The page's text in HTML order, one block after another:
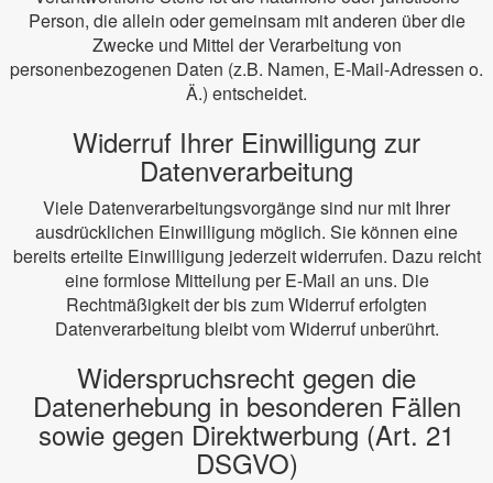
Person, die allein oder gemeinsam mit anderen über die
Zwecke und Mittel der Verarbeitung von
personenbezogenen Daten (z.B. Namen, E-Mail-Adressen o.
Ä.) entscheidet.
Widerruf Ihrer Einwilligung zur
Datenverarbeitung
Viele Datenverarbeitungsvorgänge sind nur mit Ihrer
ausdrücklichen Einwilligung möglich. Sie können eine
bereits erteilte Einwilligung jederzeit widerrufen. Dazu reicht
eine formlose Mitteilung per E-Mail an uns. Die
Rechtmäßigkeit der bis zum Widerruf erfolgten
Datenverarbeitung bleibt vom Widerruf unberührt.
Widerspruchsrecht gegen die
Datenerhebung in besonderen Fällen
sowie gegen Direktwerbung (Art. 21
DSGVO)